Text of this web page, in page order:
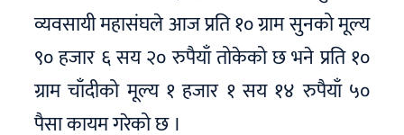
व्यवसायी महासंघले आज प्रति १० ग्राम सुनको मूल्य
९० हजार ६ सय २० रुपैयाँ तोकेको छ भने प्रति १०
ग्राम चाँदीको मूल्य १ हजार १ सय १४ रुपैयाँ ५०
पैसा कायम गरेको छ ।